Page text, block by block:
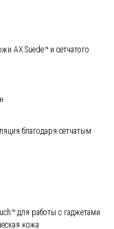
AX Suede™ и сетчатого
благодаря сетчатым
для работы с гаджетами
кожа